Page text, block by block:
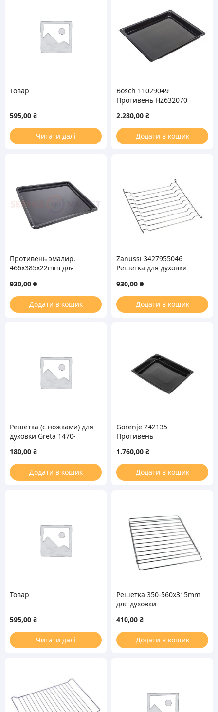
Товар
595,00 ₴
Читати далі
Bosch 11029049
Противень HZ632070
духовки
2.280,00 ₴
Додати в кошик
Противень эмалир.
466x385x22mm для
930,00 ₴
Додати в кошик
Zanussi 3427955046
Решетка для духовки
930,00 ₴
Додати в кошик
Решетка (с ножками) для
духовки Greta 1470-
370x370mm
180,00 ₴
Додати в кошик
Gorenje 242135
Противень
для духовки
456x360x54mm
1.760,00 ₴
Додати в кошик
Товар
595,00 ₴
Читати далі
Решетка 350-560x315mm
для духовки
410,00 ₴
Додати в кошик